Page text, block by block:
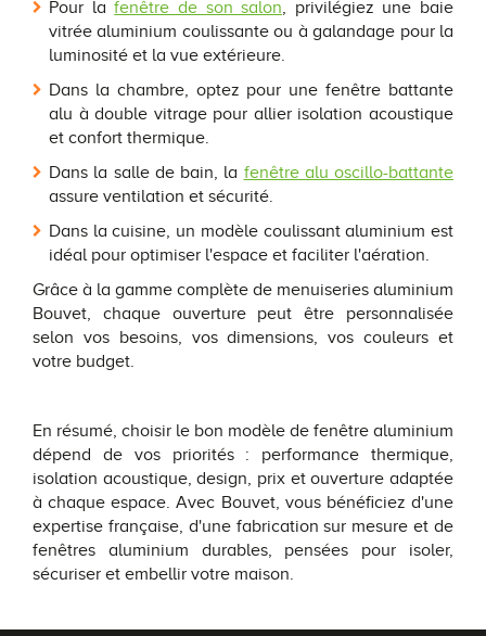
Pour lafenêtre de son salon, privilégiez une baie
vitrée aluminium coulissante ou à galandage pour la
luminosité et la vue extérieure.
Dans la chambre, optez pour une fenêtre battante
alu à double vitrage pour allier isolation acoustique
et confort thermique.
Dans la salle de bain, la fenêtre alu oscillo-battante
assure ventilation et sécurité.
Dans la cuisine, un modèle coulissant aluminium est
idéal pour optimiser l'espace et faciliter l'aération.
Grâce à la gamme complète de menuiseries aluminium
Bouvet, chaque ouverture peut être personnalisée
selon vos besoins, vos dimensions, vos couleurs et
votre budget.
En résumé, choisir le bon modèle de fenêtre aluminium
dépend de vos priorités : performance thermique,
isolation acoustique, design, prix et ouverture adaptée
à chaque espace. Avec Bouvet, vous bénéficiez d'une
expertise française, d'une fabrication sur mesure et de
fenêtres aluminium durables, pensées pour isoler,
sécuriser et embellir votre maison.